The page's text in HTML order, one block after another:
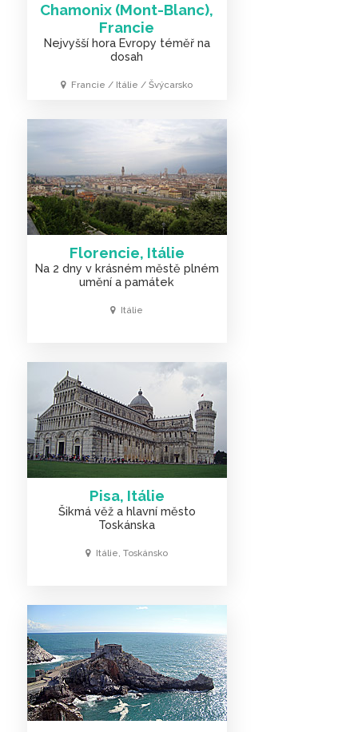
Chamonix (Mont-Blanc),
Francie
Nejvyšší hora Evropy téměř na
dosah
Francie / Itálie / Švýcarsko
Florencie, Itálie
Na 2 dny v krásném městě plném
umění a památek
Itálie
Pisa, Itálie
Šikmá věž a hlavní město
Toskánska
Itálie, Toskánsko